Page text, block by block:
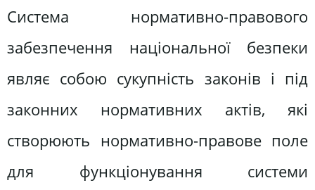
Система нормативно-правового
забезпечення національної безпеки
являє собою сукупність законів і під
законних нормативних актів, які
створюють нормативно-правове поле
для функціонування системи